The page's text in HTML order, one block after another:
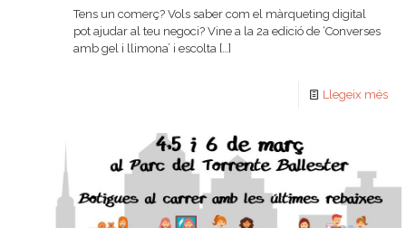
Tens un comerç? Vols saber com el màrqueting digital
pot ajudar al teu negoci? Vine a la 2a edició de ‘Converses
amb gel i llimona’ i escolta […]
Llegeix més